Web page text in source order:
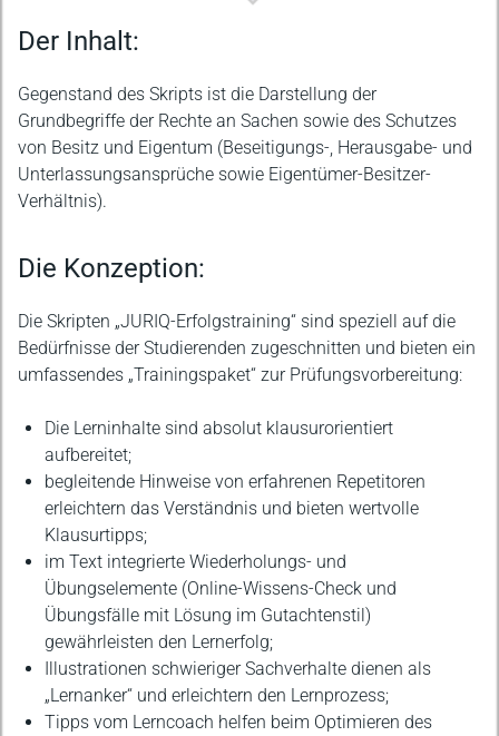
Beschreibung
Der Inhalt:
Gegenstand des Skripts ist die Darstellung der
Grundbegriffe der Rechte an Sachen sowie des Schutzes
von Besitz und Eigentum (Beseitigungs-, Herausgabe- und
Unterlassungsansprüche sowie Eigentümer-Besitzer-
Verhältnis).
Die Konzeption:
Die Skripten „JURIQ-Erfolgstraining“ sind speziell auf die
Bedürfnisse der Studierenden zugeschnitten und bieten ein
umfassendes „Trainingspaket“ zur Prüfungsvorbereitung:
Die Lerninhalte sind absolut klausurorientiert
aufbereitet;
begleitende Hinweise von erfahrenen Repetitoren
erleichtern das Verständnis und bieten wertvolle
Klausurtipps;
im Text integrierte Wiederholungs- und
Übungselemente (Online-Wissens-Check und
Übungsfälle mit Lösung im Gutachtenstil)
gewährleisten den Lernerfolg;
Illustrationen schwieriger Sachverhalte dienen als
„Lernanker“ und erleichtern den Lernprozess;
Tipps vom Lerncoach helfen beim Optimieren des